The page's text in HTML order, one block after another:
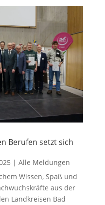
Berufen setzt sich
| Alle Meldungen
Wissen, Spaß und
aus der
Landkreisen Bad